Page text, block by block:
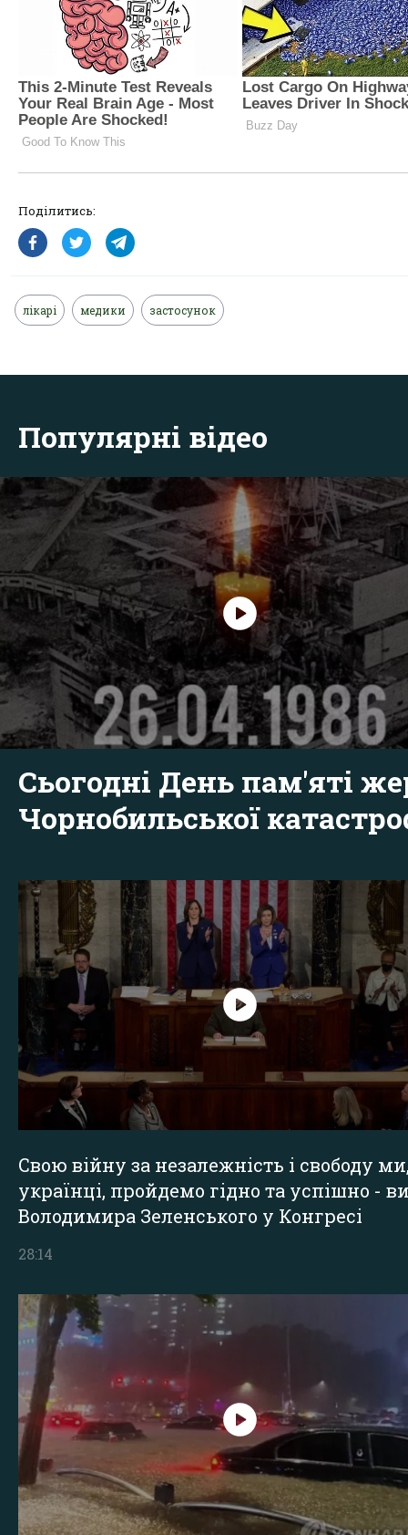
Поділитись:
лікарі медики застосунок
Популярні відео
Сьогодні День пам'яті
Чорнобильської
Свою війну за незалежність і свободу
українці, пройдемо гідно та успішно -
Володимира Зеленського у Конгресі
28:14